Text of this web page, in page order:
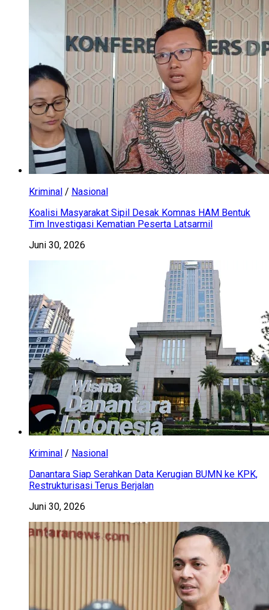
Kriminal / Nasional
Koalisi Masyarakat Sipil Desak Komnas HAM Bentuk
Tim Investigasi Kematian Peserta Latsarmil
Juni 30, 2026
Kriminal / Nasional
Danantara Siap Serahkan Data Kerugian BUMN ke KPK,
Restrukturisasi Terus Berjalan
Juni 30, 2026